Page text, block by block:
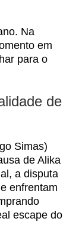
Na
em
para o
de
Simas)
de Alika
a disputa
enfrentam
escape do